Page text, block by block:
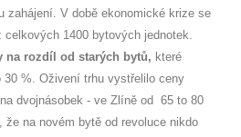
zahájení. V době ekonomické krize se
celkových 1400 bytových jednotek.
na rozdíl od starých bytů, které
30 %. Oživení trhu vystřelilo ceny
dvojnásobek - ve Zlíně od 65 to 80
že na novém bytě od revoluce nikdo